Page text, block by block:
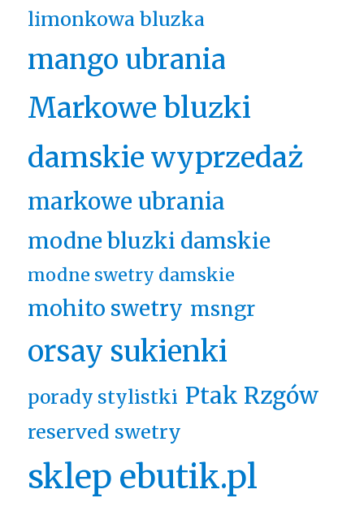
limonkowa bluzka
mango ubrania
Markowe bluzki
damskie wyprzedaż
markowe ubrania
modne bluzki damskie
modne swetry damskie
mohito swetry msngr
orsay sukienki
porady stylistki Ptak Rzgów
reserved swetry
sklep ebutik.pl